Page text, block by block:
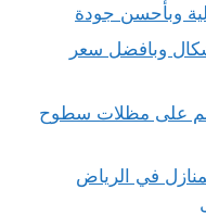
وبأحسن جودة
وبافضل سعر
بالرياض 50% خصم على مظلات سطوح
في الرياض